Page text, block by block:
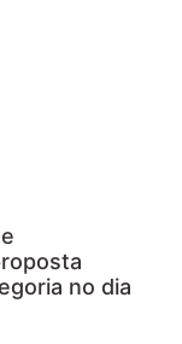
no dia